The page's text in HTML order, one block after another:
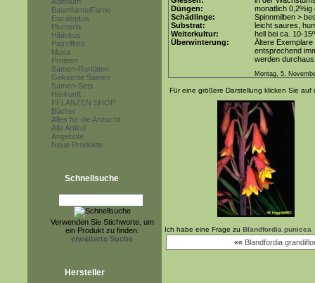
Baumfarne/Farne
Eucalyptus
Plumeria
Hibiskus
Passiflora
Musa
Proteen
Samen-Raritäten
Gekeimte Samen
Samen-Sets
Herkunft
PFLANZEN SHOP
Bücher
Alles für die Anzucht
Alle Artikel
Angebote
Neue Produkte
Schnellsuche
Verwenden Sie Stichworte, um
ein Produkt zu finden.
erweiterte Suche
Hersteller
Düngen:
monatlich
Schädlinge:
Spinnmilben >
Substrat:
leicht saures,
Weiterkultur:
hell bei ca. 10-
Überwinterung:
Ältere
entsprechend
werden
Montag, 5.
Für eine größere Darstellung klicken Sie auf
Ich habe eine Frage zu Blandfordia punicea
«« Blandfordia